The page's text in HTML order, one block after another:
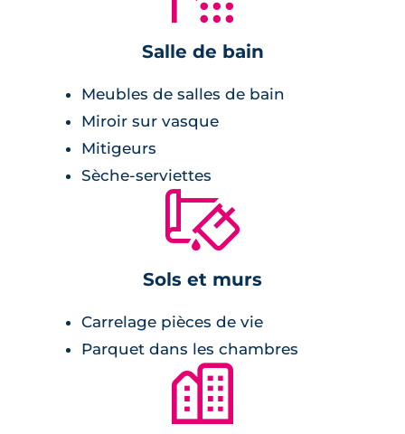
peinture lisse blanche,
double vitrage isolant,
volets roulants électriques,
chauffage individuel au gaz à
condensation,
terrasse en lames de bois et jardins à
garage et place de parking.
Salle de bains :
meuble vasque avec miroir et appliques
radiateur sèche-serviette,
carrelage avec faïence assortie.
Salle de bain
Meubles de salles de bain
Miroir sur vasque
Mitigeurs
Sèche-serviettes
🔨
Sols et murs
Carrelage pièces de vie
Parquet dans les chambres
🏙